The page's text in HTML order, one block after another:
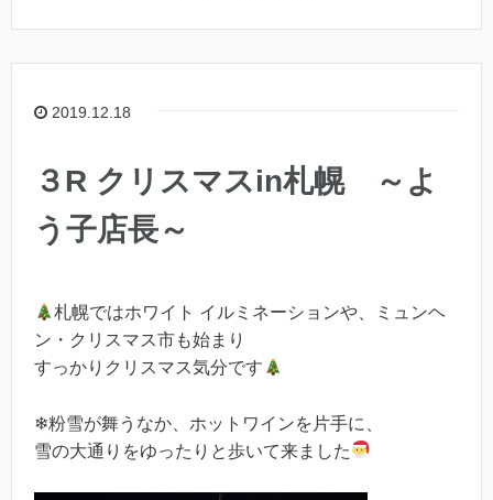
2019.12.18
３R クリスマスin札幌 ～よ
う子店長～
札幌ではホワイト イルミネーションや、ミュンヘ
ン・クリスマス市も始まり
すっかりクリスマス気分です
❄粉雪が舞うなか、ホットワインを片手に、
雪の大通りをゆったりと歩いて来ました